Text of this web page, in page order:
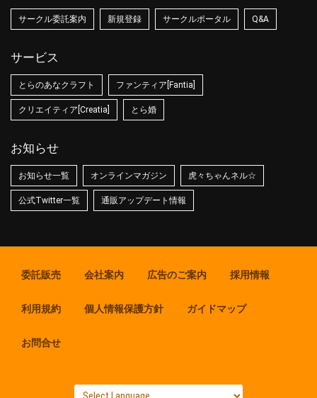
サークル委託案内 新規登録 サークルポータル Q&A
サービス
とらのあなクラフト ファンティア[Fantia]
クリエイティア[Creatia] とら婚
お知らせ
お知らせ一覧 オンラインマガジン 虎々ちゃんネル☆
公式Twitter一覧 通販アップデート情報
委託販売 会社案内 広告のご案内 採用情報
利用規約 個人情報保護方針 ガイドマップ
お問合せ